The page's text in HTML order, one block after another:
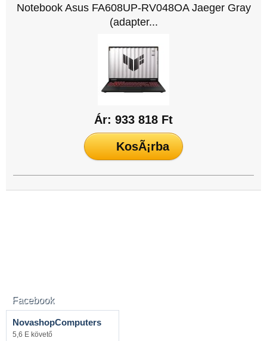
Notebook Asus FA608UP-RV048OA Jaeger Gray
(adapter...
Ár: 933 818 Ft
Facebook
NovashopComputers
5,6 E követő